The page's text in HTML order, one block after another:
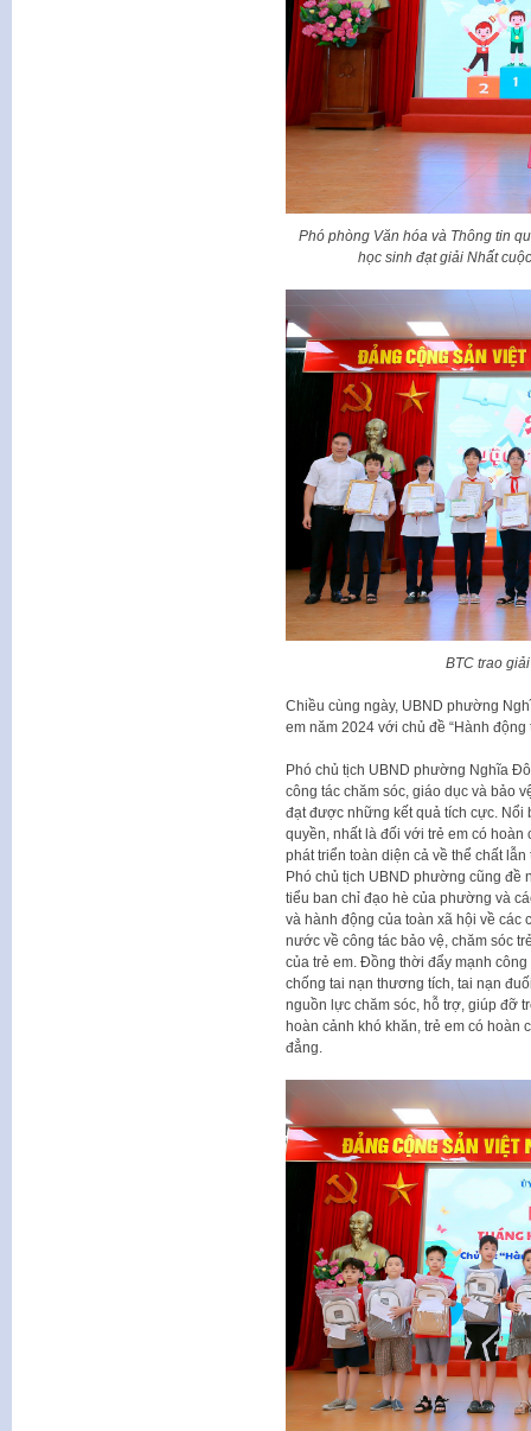
Phó phòng Văn hóa và Thông tin
học sinh đạt giải Nhất
BTC trao
Chiều cùng ngày, UBND phường
em năm 2024 với chủ đề “Hành
Phó chủ tịch UBND phường Nghĩa
công tác chăm sóc, giáo dục và bảo
đạt được những kết quả tích cực. Nổi
quyền, nhất là đối với trẻ em có hoàn
phát triển toàn diện cả về thể chất lẫn
Phó chủ tịch UBND phường cũng đề
tiểu ban chỉ đạo hè của phường và
và hành động của toàn xã hội về
nước về công tác bảo vệ, chăm sóc
của trẻ em. Đồng thời đẩy mạnh
chống tai nạn thương tích, tai nạn
nguồn lực chăm sóc, hỗ trợ, giúp đỡ
hoàn cảnh khó khăn, trẻ em có hoàn
đẳng.